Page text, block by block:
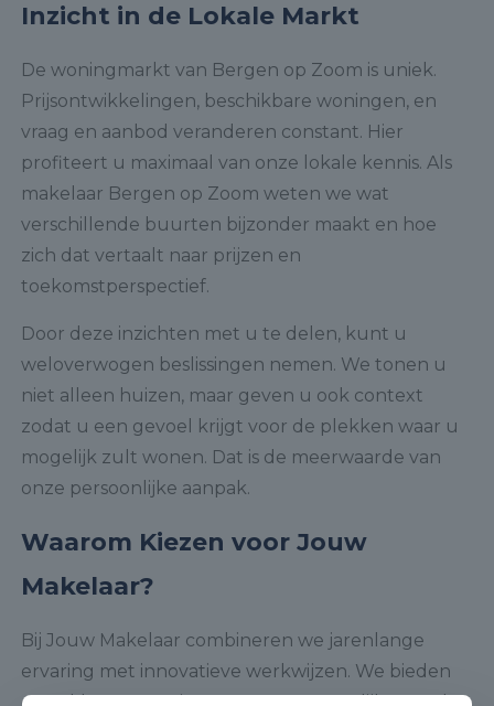
Inzicht in de Lokale Markt
De woningmarkt van Bergen op Zoom is uniek.
Prijsontwikkelingen, beschikbare woningen, en
vraag en aanbod veranderen constant. Hier
profiteert u maximaal van onze lokale kennis. Als
makelaar Bergen op Zoom weten we wat
verschillende buurten bijzonder maakt en hoe
zich dat vertaalt naar prijzen en
toekomstperspectief.
Door deze inzichten met u te delen, kunt u
weloverwogen beslissingen nemen. We tonen u
niet alleen huizen, maar geven u ook context
zodat u een gevoel krijgt voor de plekken waar u
mogelijk zult wonen. Dat is de meerwaarde van
onze persoonlijke aanpak.
Waarom Kiezen voor Jouw
Makelaar?
Bij Jouw Makelaar combineren we jarenlange
ervaring met innovatieve werkwijzen. We bieden